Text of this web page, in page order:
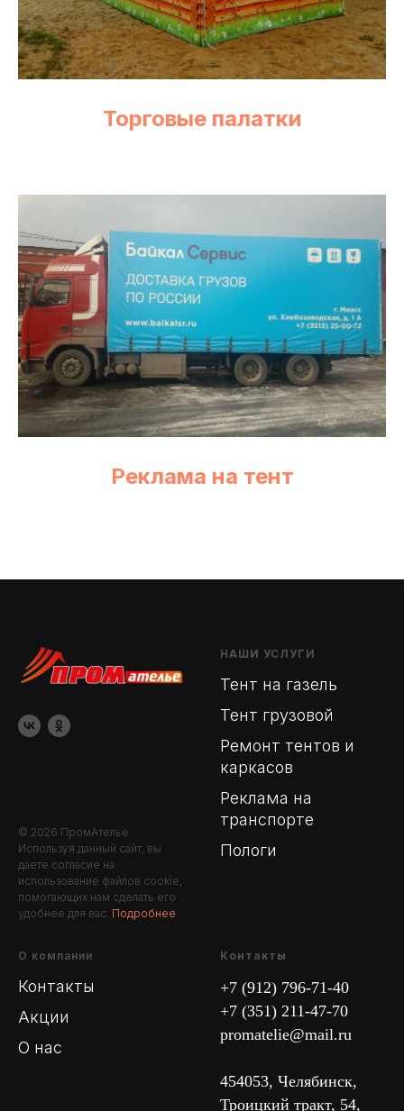
Торговые палатки
Реклама на тент
© 2026 ПромАтелье
Используя данный сайт, вы
даете согласие на
использование файлов cookie,
помогающих нам сделать его
удобнее для вас. Подробнее
НАШИ УСЛУГИ
Тент на газель
Тент грузовой
Ремонт тентов и
каркасов
Реклама на
транспорте
Пологи
О компании
Контакты
Акции
О нас
Контакты
+7 (912) 796-71-40
+7 (351) 211-47-70
promatelie@mail.ru
454053, Челябинск,
Троицкий тракт, 54,